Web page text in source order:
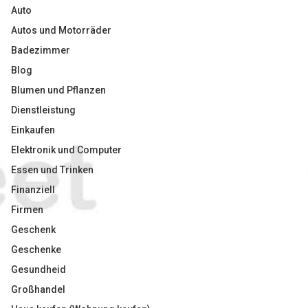
Auto
Autos und Motorräder
Badezimmer
Blog
Blumen und Pflanzen
Dienstleistung
Einkaufen
Elektronik und Computer
Essen und Trinken
Finanziell
Firmen
Geschenk
Geschenke
Gesundheid
Großhandel